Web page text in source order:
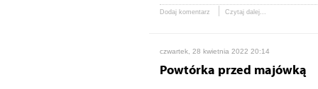
Dodaj komentarz Czytaj dalej...
czwartek, 28 kwietnia 2022 20:14
Powtórka przed majówką